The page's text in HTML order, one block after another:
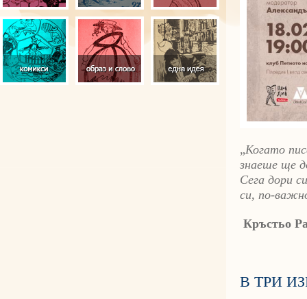
„Когато
знаеше ще
Сега дори
си, по-
Кръстьо
В ТРИ